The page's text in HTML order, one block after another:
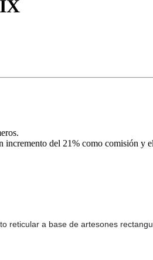
incremento del 21% como comisión y
reticular a base de artesones